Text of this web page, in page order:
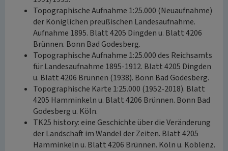
Topographische Aufnahme 1:25.000 (Neuaufnahme)
der Königlichen preußischen Landesaufnahme.
Aufnahme 1895. Blatt 4205 Dingden u. Blatt 4206
Brünnen. Bonn Bad Godesberg.
Topographische Aufnahme 1:25.000 des Reichsamts
für Landesaufnahme 1895-1912. Blatt 4205 Dingden
u. Blatt 4206 Brünnen (1938). Bonn Bad Godesberg.
Topographische Karte 1:25.000 (1952-2018). Blatt
4205 Hamminkeln u. Blatt 4206 Brünnen. Bonn Bad
Godesberg u. Köln.
TK25 history: eine Geschichte über die Veränderung
der Landschaft im Wandel der Zeiten. Blatt 4205
Hamminkeln u. Blatt 4206 Brünnen. Köln u. Koblenz.